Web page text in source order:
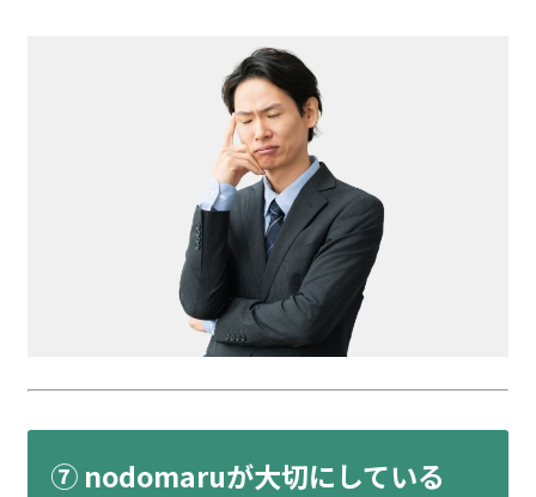
⑦ nodomaruが大切にしている